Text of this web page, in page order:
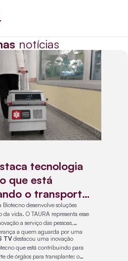
notícias
tecnologia
que está
o transporte
levando
pacientes que
um
Biotecno desenvolve soluções
da vida. O TAURA representa esse
a serviço das pessoas,
a quem aguarda por uma
TVdestacou uma inovação
que está contribuindo para
de órgãos para transplante: o